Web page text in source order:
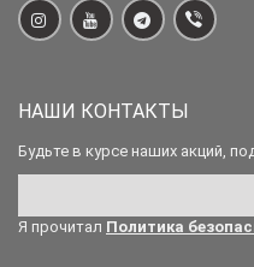
НАШИ КОНТАКТЫ
Будьте в курсе наших акций,
Я прочитал Политика